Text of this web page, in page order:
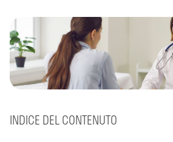
INDICE DEL CONTENUTO